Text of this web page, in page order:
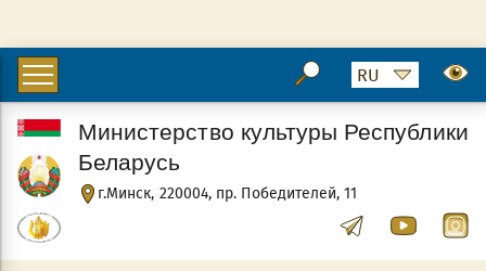
г.Минск, 220004, пр. Победителей, 11
Министерство культуры Республики
Беларусь